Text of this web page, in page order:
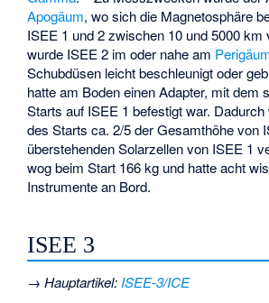
Apogäum, wo sich die Magnetosphäre
ISEE 1 und 2 zwischen 10 und 5000 km
wurde ISEE 2 im oder nahe am
Schubdüsen leicht beschleunigt oder
hatte am Boden einen Adapter, mit dem
Starts auf ISEE 1 befestigt war.
des Starts ca. 2/5 der Gesamthöhe von
überstehenden Solarzellen von ISEE 1
wog beim Start 166 kg und hatte acht
Instrumente an Bord.
ISEE 3
→Hauptartikel:ISEE-3/ICE